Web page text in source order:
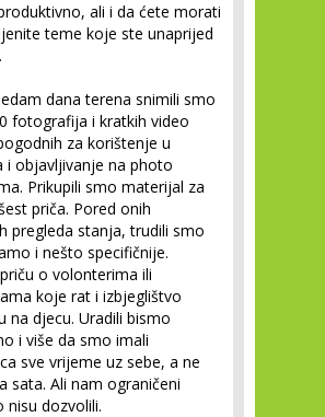
ali i da ćete morati
teme koje ste unaprijed
dana terena snimili smo
fotografija i kratkih video
za korištenje u
i objavljivanje na photo
Prikupili smo materijal za
priča. Pored onih
pregleda stanja, trudili smo
i nešto specifičnije.
o volonterima ili
koje rat i izbjeglištvo
na djecu. Uradili bismo
i više da smo imali
sve vrijeme uz sebe, a ne
sata. Ali nam ograničeni
nisu dozvolili.